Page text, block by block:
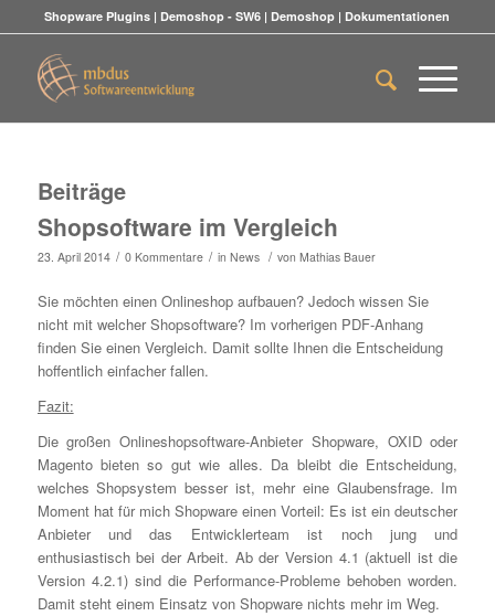
Shopware Plugins | Demoshop - SW6 | Demoshop | Dokumentationen
Beiträge
Shopsoftware im Vergleich
23. April 2014 / 0 Kommentare / in News / von Mathias Bauer
Sie möchten einen Onlineshop aufbauen? Jedoch wissen Sie
nicht mit welcher Shopsoftware? Im vorherigen PDF-Anhang
finden Sie einen Vergleich. Damit sollte Ihnen die Entscheidung
hoffentlich einfacher fallen.
Fazit:
Die großen Onlineshopsoftware-Anbieter Shopware, OXID oder
Magento bieten so gut wie alles. Da bleibt die Entscheidung,
welches Shopsystem besser ist, mehr eine Glaubensfrage. Im
Moment hat für mich Shopware einen Vorteil: Es ist ein deutscher
Anbieter und das Entwicklerteam ist noch jung und
enthusiastisch bei der Arbeit. Ab der Version 4.1 (aktuell ist die
Version 4.2.1) sind die Performance-Probleme behoben worden.
Damit steht einem Einsatz von Shopware nichts mehr im Weg.